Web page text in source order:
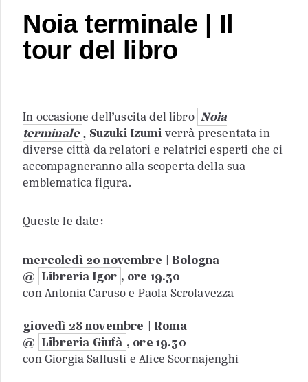
Noia terminale | Il
tour del libro
In occasione dell’uscita del libro Noia
terminale , Suzuki Izumi verrà presentata in
diverse città da relatori e relatrici esperti che ci
accompagneranno alla scoperta della sua
emblematica figura.
Queste le date:
mercoledì 20 novembre | Bologna
@ Libreria Igor , ore 19.30
con Antonia Caruso e Paola Scrolavezza
giovedì 28 novembre | Roma
@ Libreria Giufà , ore 19.30
con Giorgia Sallusti e Alice Scornajenghi